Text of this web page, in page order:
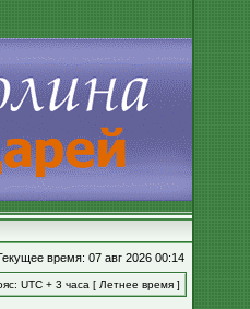
время: 07 авг 2026 00:14
UTC + 3 часа [ Летнее время ]